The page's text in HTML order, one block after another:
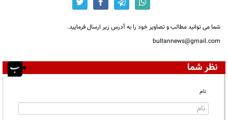
شما می توانید مطالب و تصاویر خود را به آدرس زیر ارسال فرمایید.
bultannews@gmail.com
نظر شما
نام